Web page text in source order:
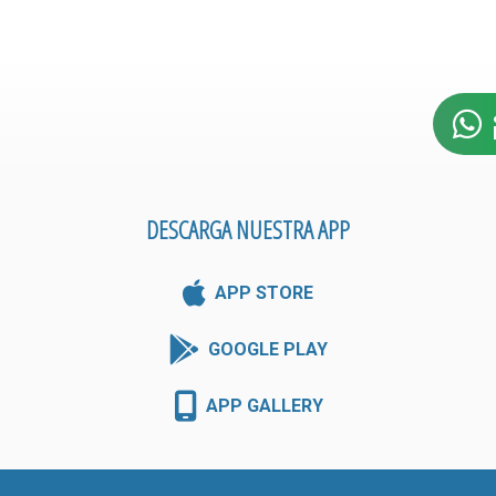
DESCARGA NUESTRA APP
APP STORE
GOOGLE PLAY
APP GALLERY